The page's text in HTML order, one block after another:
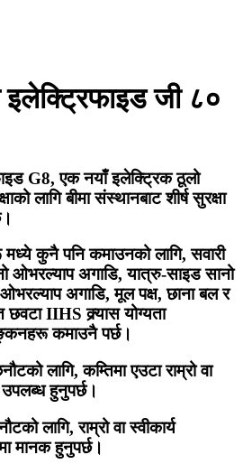
जी ८०
G8, एक नयाँ इलेक्ट्रिक ठूलो
लागि बीमा संस्थानबाट शीर्ष सुरक्षा
कुनै पनि कमाउनको लागि, सवारी
ओभरल्याप अगाडि, यात्रु-साइड सानो
अगाडि, मूल पक्ष, छाना बल र
IIHS क्र्यास योग्यता
कमाउनै पर्छ।
लागि, कम्तिमा एउटा राम्रो वा
उपलब्ध हुनुपर्छ।
लागि, राम्रो वा स्वीकार्य
मानक हुनुपर्छ।